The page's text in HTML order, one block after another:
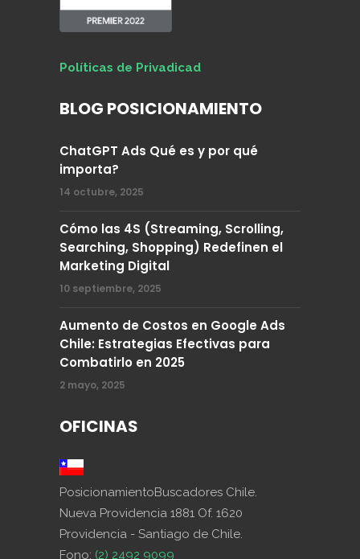
Políticas de Privadicad
BLOG POSICIONAMIENTO
ChatGPT Ads Qué es y por qué
importa?
14 octubre, 2025
Cómo las 4S (Streaming, Scrolling,
Searching, Shopping) Redefinen el
Marketing Digital
10 septiembre, 2025
Aumento de Costos en Google Ads
Chile: Estrategias Efectivas para
Combatirlo en 2025
2 mayo, 2025
OFICINAS
PosicionamientoBuscadores Chile.
Nueva Providencia 1881 Of. 1620
Providencia - Santiago de Chile.
Fono: (2) 2492 9099